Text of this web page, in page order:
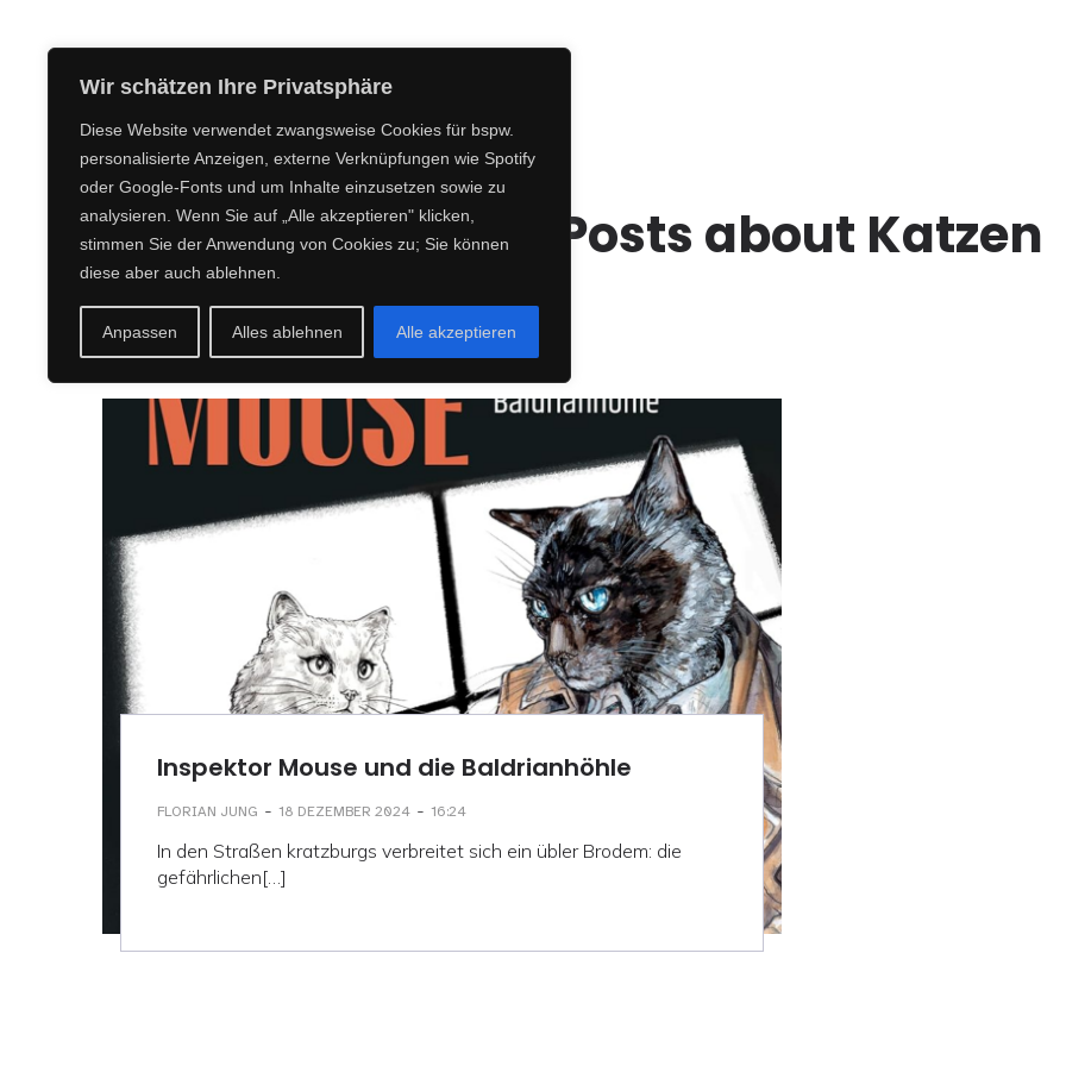
Wir schätzen Ihre Privatsphäre
Diese Website verwendet zwangsweise Cookies für bspw.
personalisierte Anzeigen, externe Verknüpfungen wie Spotify
oder Google-Fonts und um Inhalte einzusetzen sowie zu
analysieren. Wenn Sie auf „Alle akzeptieren" klicken,
stimmen Sie der Anwendung von Cookies zu; Sie können
diese aber auch ablehnen.
Anpassen Alles ablehnen Alle akzeptieren
Posts about Katzen
Inspektor Mouse und die Baldrianhöhle
FLORIAN JUNG - 18 DEZEMBER 2024 - 16:24
In den Straßen kratzburgs verbreitet sich ein übler Brodem: die
gefährlichen[…]